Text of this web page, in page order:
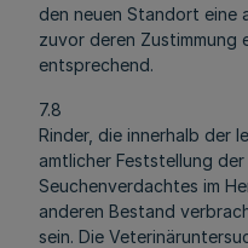
den neuen Standort eine
zuvor deren Zustimmung
entsprechend.
7.8
Rinder, die innerhalb der
amtlicher Feststellung
Seuchenverdachtes im
anderen Bestand
sein. Die